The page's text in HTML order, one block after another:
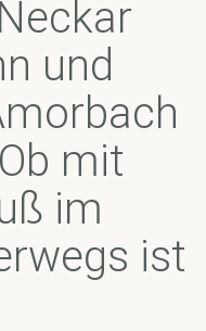
und
mit
im
ist